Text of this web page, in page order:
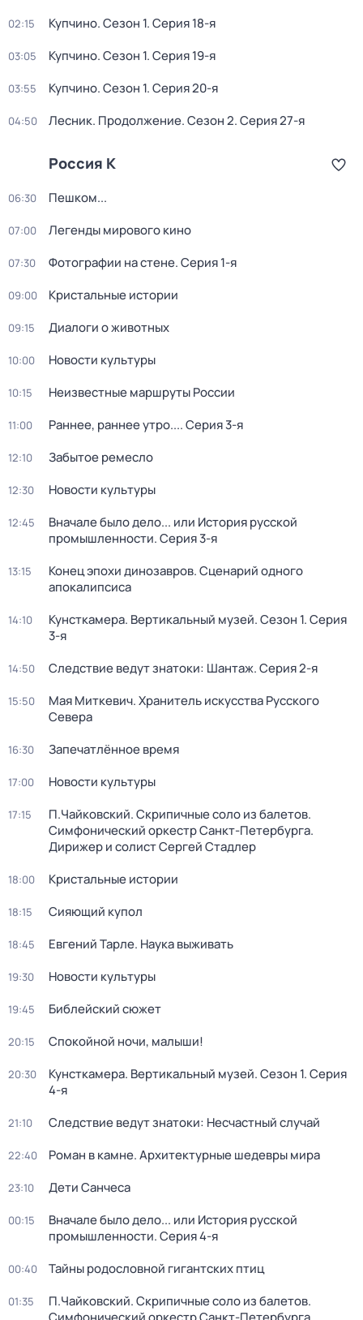
02:15 Купчино. Сезон 1. Серия 18-я
03:05 Купчино. Сезон 1. Серия 19-я
03:55 Купчино. Сезон 1. Серия 20-я
04:50 Лесник. Продолжение. Сезон 2. Серия 27-я
Россия К
06:30 Пешком...
07:00 Легенды мирового кино
07:30 Фотографии на стене. Серия 1-я
09:00 Кристальные истории
09:15 Диалоги о животных
10:00 Новости культуры
10:15 Неизвестные маршруты России
11:00 Раннее, раннее утро.... Серия 3-я
12:10 Забытое ремесло
12:30 Новости культуры
12:45
Вначале было дело... или История русской
промышленности. Серия 3-я
13:15
Конец эпохи динозавров. Сценарий одного
апокалипсиса
14:10 Кунсткамера. Вертикальный музей. Сезон 1. Серия
3-я
14:50 Следствие ведут знатоки: Шантаж. Серия 2-я
15:50
Мая Миткевич. Хранитель искусства Русского
Севера
16:30 Запечатлённое время
17:00 Новости культуры
17:15
П.Чайковский. Скрипичные соло из балетов.
Симфонический оркестр Санкт-Петербурга.
Дирижер и солист Сергей Стадлер
18:00 Кристальные истории
18:15 Сияющий купол
18:45 Евгений Тарле. Наука выживать
19:30 Новости культуры
19:45 Библейский сюжет
20:15 Спокойной ночи, малыши!
20:30 Кунсткамера. Вертикальный музей. Сезон 1. Серия
4-я
21:10 Следствие ведут знатоки: Несчастный случай
22:40 Роман в камне. Архитектурные шедевры мира
23:10 Дети Санчеса
00:15
Вначале было дело... или История русской
промышленности. Серия 4-я
00:40 Тайны родословной гигантских птиц
01:35
П.Чайковский. Скрипичные соло из балетов.